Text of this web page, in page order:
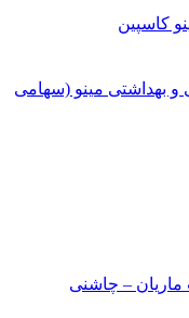
کاسپین
بهداشتی مینو (سهامی
– چاشنی